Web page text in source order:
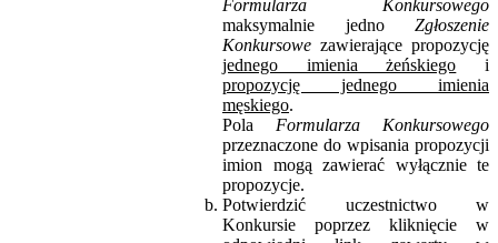
Formularza Konkursowego
maksymalnie jedno Zgłoszenie
Konkursowe zawierające propozycję
jednego imienia żeńskiego i
propozycję jednego imienia
męskiego.
Pola Formularza Konkursowego
przeznaczone do wpisania propozycji
imion mogą zawierać wyłącznie te
propozycje.
Potwierdzić uczestnictwo w
Konkursie poprzez kliknięcie w